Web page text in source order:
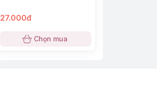
27.000đ
Chọn mua